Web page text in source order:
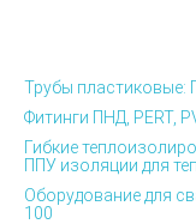
Трубы пластиковые:
Фитинги ПНД, PERT,
Гибкие
ППУ изоляции для
Оборудование для
100